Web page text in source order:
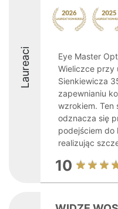
Laureaci
Eye Master
Wieliczce przy
Sienkiewicza
zapewnianiu
wzrokiem. Ten
odznacza się
podejściem do
realizując
10